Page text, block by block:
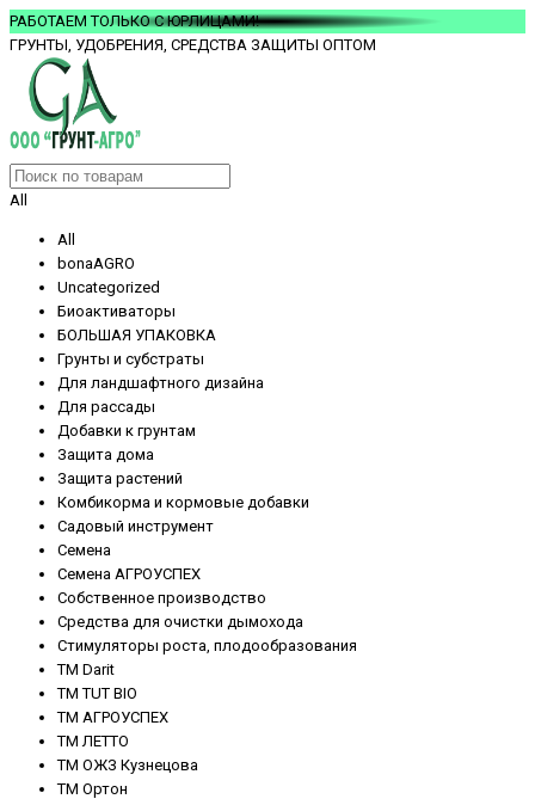
РАБОТАЕМ ТОЛЬКО С ЮРЛИЦАМИ!
ГРУНТЫ, УДОБРЕНИЯ, СРЕДСТВА ЗАЩИТЫ ОПТОМ
All
All
bonaAGRO
Uncategorized
Биоактиваторы
БОЛЬШАЯ УПАКОВКА
Грунты и субстраты
Для ландшафтного дизайна
Для рассады
Добавки к грунтам
Защита дома
Защита растений
Комбикорма и кормовые добавки
Садовый инструмент
Семена
Семена АГРОУСПЕХ
Собственное производство
Средства для очистки дымохода
Стимуляторы роста, плодообразования
ТМ Darit
ТМ TUT BIO
ТМ АГРОУСПЕХ
ТМ ЛЕТТО
ТМ ОЖЗ Кузнецова
ТМ Ортон